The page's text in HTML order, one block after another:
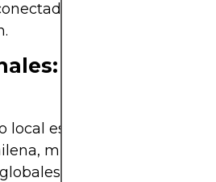
a la Bolsa y
Acceso a
local es una excelente
muchos inversores
Con un broker